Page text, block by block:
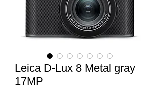
Leica D-Lux 8 Metal gray
17MP